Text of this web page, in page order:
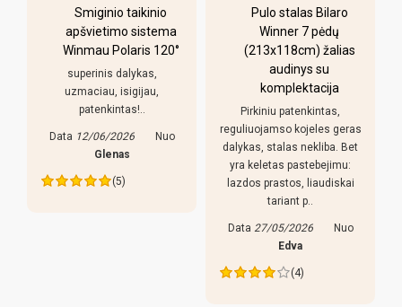
Smiginio taikinio
apšvietimo sistema
Winmau Polaris 120°
superinis dalykas,
uzmaciau, isigijau,
patenkintas!..
Data 12/06/2026
Nuo
Glenas
(5)
Pulo stalas Bilaro
Winner 7 pėdų
(213x118cm) žalias
audinys su
komplektacija
Pirkiniu patenkintas,
reguliuojamso kojeles geras
dalykas, stalas nekliba. Bet
yra keletas pastebejimu:
lazdos prastos, liaudiskai
tariant p..
Data 27/05/2026
Nuo
Edva
(4)